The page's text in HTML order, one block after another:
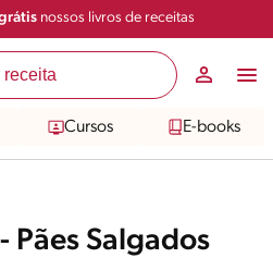
nossos livros de receitas
Cursos E-books
Pães Salgados